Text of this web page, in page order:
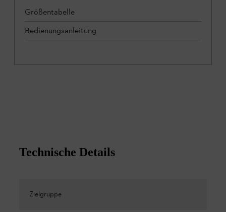
Größentabelle
Bedienungsanleitung
Technische Details
Zielgruppe